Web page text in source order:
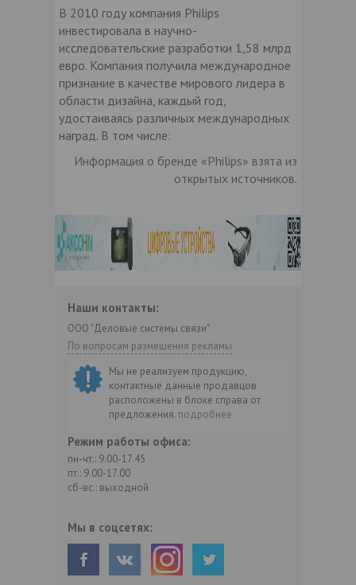
В 2010 году компания Philips
инвестировала в научно-
исследовательские разработки 1,58 млрд
евро. Компания получила международное
признание в качестве мирового лидера в
области дизайна, каждый год,
удостаиваясь различных международных
наград. В том числе:
Информация о бренде «Philips» взята из
открытых источников.
Наши контакты:
ООО "Деловые системы связи"
По вопросам размещения рекламы
Мы не реализуем продукцию,
контактные данные продавцов
расположены в блоке справа от
предложения. подробнее
Режим работы офиса:
пн-чт.: 9.00-17.45
пт.: 9.00-17.00
сб-вс.: выходной
Мы в соцсетях: